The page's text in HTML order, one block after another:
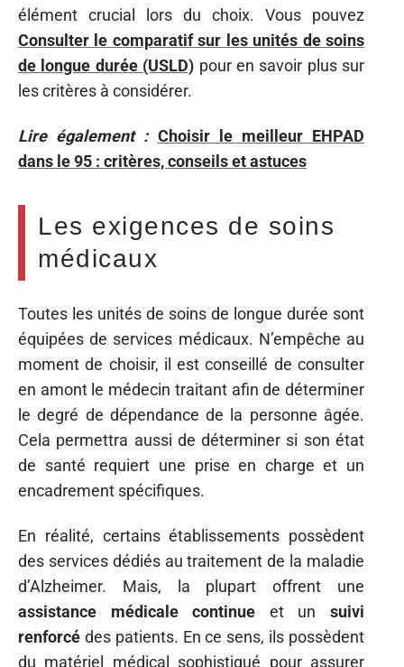
élément crucial lors du choix. Vous pouvez
Consulter le comparatif sur les unités de soins
de longue durée (USLD) pour en savoir plus sur
les critères à considérer.
Lire également : Choisir le meilleur EHPAD
dans le 95 : critères, conseils et astuces
Les exigences de soins
médicaux
Toutes les unités de soins de longue durée sont
équipées de services médicaux. N’empêche au
moment de choisir, il est conseillé de consulter
en amont le médecin traitant afin de déterminer
le degré de dépendance de la personne âgée.
Cela permettra aussi de déterminer si son état
de santé requiert une prise en charge et un
encadrement spécifiques.
En réalité, certains établissements possèdent
des services dédiés au traitement de la maladie
d’Alzheimer. Mais, la plupart offrent une
assistance médicale continue et unsuivi
renforcé des patients. En ce sens, ils possèdent
du matériel médical sophistiqué pour assurer